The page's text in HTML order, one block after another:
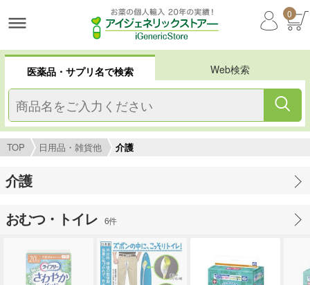
0
医薬品・サプリ名で検索 Web検索
TOP 日用品・雑貨他 介護
介護
おむつ・トイレ 6件